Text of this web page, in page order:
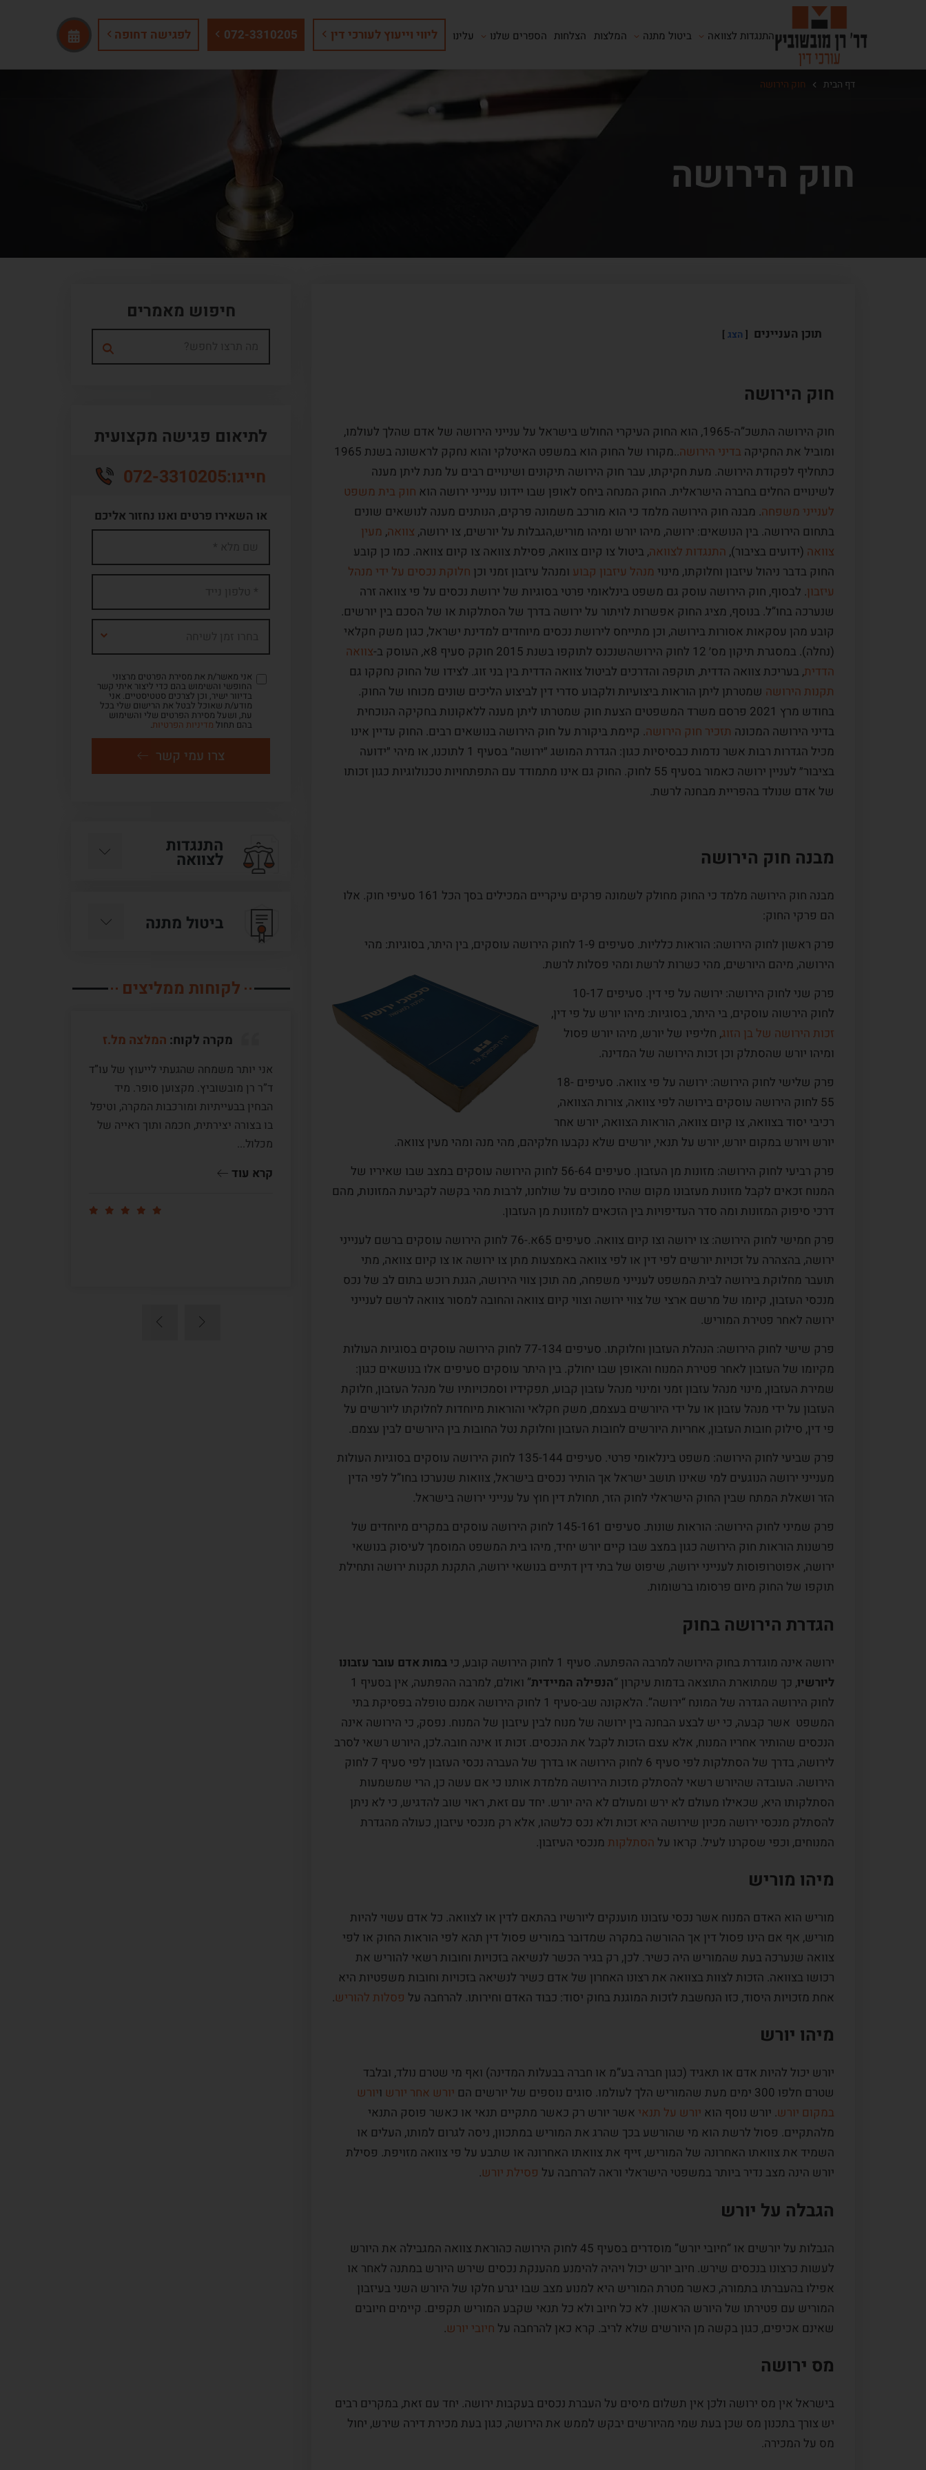
התנגדות לצוואה ביטול מתנה המלצות הצלחות הספרים שלנו עלינו ליווי וייעוץ לעורכי דין 072-3310205 לפגישה דחופה
דף הבית חוק הירושה
חוק הירושה
תוכן העניינים הצג
חוק הירושה
חוק הירושה התשכ”ה-1965, הוא החוק העיקרי החולש בישראל על ענייני הירושה של אדם שהלך לעולמו,
ומוביל את החקיקה בדיני הירושה
..מקורו של החוק הוא במשפט האיטלקי והוא נחקק לראשונה בשנת 1965
כתחליף לפקודת הירושה. מעת חקיקתו, עבר חוק הירושה תיקונים ושינויים רבים על מנת ליתן מענה
לשינויים החלים בחברה הישראלית. החוק המנחה ביחס לאופן שבו יידונו ענייני ירושה הוא חוק בית משפט
לענייני משפחה. מבנה חוק הירושה מלמד כי הוא מורכב משמונה פרקים, הנותנים מענה לנושאים שונים
בתחום הירושה. בין הנושאים: ירושה, מיהו יורש ומיהו מוריש,הגבלות על יורשים, צו ירושה, צוואה, מעין
צוואה (ידועים בציבור), התנגדות לצוואה, ביטול צו קיום צוואה, פסילת צוואה צו קיום צוואה. כמו כן קובע
החוק בדבר ניהול עיזבון וחלוקתו, מינוי מנהל עיזבון קבוע ומנהל עיזבון זמני וכן חלוקת נכסים על ידי מנהל
עיזבון. לבסוף, חוק הירושה עוסק גם משפט בינלאומי פרטי בסוגיות של ירושת נכסים על פי צוואה זרה
שנערכה בחו”ל. בנוסף, מציג החוק אפשרות לויתור על ירושה בדרך של הסתלקות או של הסכם בין יורשים.
קובע מהן עסקאות אסורות בירושה, וכן מתייחס לירושת נכסים מיוחדים למדינת ישראל, כגון משק חקלאי
(נחלה). במסגרת תיקון מס׳ 12 לחוק הירושהשנכנס לתוקפו בשנת 2015 חוקק סעיף 8א, העוסק ב-
צוואה
הדדית, בעריכת צוואה הדדית, תוקפה והדרכים לביטול צוואה הדדית בין בני זוג. לצידו של החוק נחקקו גם
תקנות הירושה שמטרתן ליתן הוראות ביצועיות ולקבוע סדרי דין לביצוע הליכים שונים מכוחו של החוק.
בחודש מרץ 2021 פרסם משרד המשפטים הצעת חוק שמטרתו ליתן מענה ללאקונות בחקיקה הנוכחית
בדיני הירושה המכונה תזכיר חוק הירושה. קיימת ביקורת על חוק הירושה בנושאים רבים. החוק עדיין אינו
מכיל הגדרות רבות אשר נדמות כבסיסיות כגון: הגדרת המושג ״ירושה״ בסעיף 1 לתוכנו, או מיהי ״ידועה
בציבור״ לעניין ירושה כאמור בסעיף 55 לחוק. החוק גם אינו מתמודד עם התפתחויות טכנולוגיות כגון זכותו
של אדם שנולד בהפריית מבחנה לרשת.
מבנה חוק הירושה
מבנה חוק הירושה מלמד כי החוק מחולק לשמונה פרקים עיקריים המכילים בסך הכל 161 סעיפי חוק. אלו
הם פרקי החוק:
פרק ראשון לחוק הירושה: הוראות כלליות. סעיפים 1-9 לחוק הירושה עוסקים, בין היתר, בסוגיות: מהי
הירושה, מיהם היורשים, מהי כשרות לרשת ומהי פסלות לרשת.
פרק שני לחוק הירושה: ירושה על פי דין. סעיפים 10-17
לחוק הירשוה עוסקים, בי היתר, בסוגיות: מיהו יורש על פי דין,
זכות הירושה של בן הזוג, חליפיו של יורש, מיהו יורש פסול
ומיהו יורש שהסתלק וכן זכות הירושה של המדינה.
פרק שלישי לחוק הירושה: ירושה על פי צוואה. סעיפים 18-
55 לחוק הירושה עוסקים בירושה לפי צוואה, צורות הצוואה,
רכיבי יסוד בצוואה, צו קיום צוואה, הוראות הצוואה, יורש אחר
יורש ויורש במקום יורש, יורש על תנאי, יורשים שלא נקבעו חלקיהם, מהי מנה ומהי מעין צוואה.
פרק רביעי לחוק הירושה: מזונות מן העזבון. סעיפים 56-64 לחוק הירושה עוסקים במצב שבו שאיריו של
המנוח זכאים לקבל מזונות מעזבונו מקום שהיו סמוכים על שולחנו, לרבות מהי בקשה לקביעת המזונות, מהם
דרכי סיפוק המזונות ומה סדר העדיפויות בין הזכאים למזונות מן העזבון.
פרק חמישי לחוק הירושה: צו ירושה וצו קיום צוואה. סעיפים 65א.-76 לחוק הירושה עוסקים ברשם לענייני
ירושה, בהצהרה על זכויות יורשים לפי דין או לפי צוואה באמצעות מתן צו ירושה או צו קיום צוואה, מתי
תועבר מחלוקת בירושה לבית המשפט לענייני משפחה, מה תוכן צווי הירושה, הגנת רוכש בתום לב של נכס
מנכסי העזבון, קיומו של מרשם ארצי של צווי ירושה וצווי קיום צוואה והחובה למסור צוואה לרשם לענייני
ירושה לאחר פטירת המוריש.
פרק שישי לחוק הירושה: הנהלת העזבון וחלוקתו. סעיפים 77-134 לחוק הירושה עוסקים בסוגיות העולות
מקיומו של העזבון לאחר פטירת המנוח והאופן שבו יחולק. בין היתר עוסקים סעיפים אלו בנושאים כגון:
שמירת העזבון, מינוי מנהל עזבון זמני ומינוי מנהל עזבון קבוע, תפקידיו וסמכויותיו של מנהל העזבון, חלוקת
העזבון על ידי מנהל עזבון או על ידי היורשים בעצמם, משק חקלאי והוראות מיוחדות לחלוקתו ליורשים על
פי דין, סילוק חובות העזבון, אחריות היורשים לחובות העזבון וחלוקת נטל החובות בין היורשים לבין עצמם.
פרק שביעי לחוק הירושה: משפט בינלאומי פרטי. סעיפים 135-144 לחוק הירושה עוסקים בסוגיות העולות
מענייני ירושה הנוגעים למי שאינו תושב ישראל אך הותיר נכסים בישראל, צוואות שנערכו בחו”ל לפי הדין
הזר ושאלת המתח שבין החוק הישראלי לחוק הזר, תחולת דין חוץ על ענייני ירושה בישראל.
פרק שמיני לחוק הירושה: הוראות שונות. סעיפים 145-161 לחוק הירושה עוסקים במקרים מיוחדים של
פרשנות הוראות חוק הירושה כגון במצב שבו קיים יורש יחיד, מיהו בית המשפט המוסמך לעיסוק בנושאי
ירושה, אפוטרופוסות לענייני ירושה, שיפוט של בתי דין דתיים בנושאי ירושה, התקנת תקנות ירושה ותחילת
תוקפו של החוק מיום פרסומו ברשומות.
הגדרת הירושה בחוק
ירושה אינה מוגדרת בחוק הירושה למרבה ההפתעה. סעיף 1 לחוק הירושה קובע, כי
במות אדם עובר עזבונו
ליורשיו, כך שמתוארת התוצאה בדמות עיקרון “הנפילה המיידית
” ואולם, למרבה ההפתעה, אין בסעיף 1
לחוק הירושה הגדרה של המונח “ירושה”. הלאקונה שב-סעיף 1 לחוק הירושה אמנם טופלה בפסיקת בתי
המשפט אשר קבעה, כי יש לבצע הבחנה בין ירושה של מנוח לבין עיזבון של המנוח. נפסק, כי הירושה אינה
הנכסים שהותיר אחריו המנוח, אלא עצם הזכות לקבל את הנכסים. זכות זו אינה חובה.לכן, היורש רשאי לסרב
לירושה, בדרך של הסתלקות לפי סעיף 6 לחוק הירושה או בדרך של העברה נכסי העזבון לפי סעיף 7 לחוק
הירושה. העובדה שהיורש רשאי להסתלק מזכות הירושה מלמדת אותנו כי אם עשה כן, הרי שמשמעות
הסתלקותו היא, שכאילו מעולם לא ירש ומעולם לא היה יורש. יחד עם זאת, ראוי שוב להדגיש, כי לא ניתן
להסתלק מנכסי ירושה מכיון שירושה היא זכות ולא נכס כלשהו, אלא רק מנכסי עיזבון, כעולה מהגדרת
המנוחים, וכפי שסקרנו לעיל. קראו על הסתלקות מנכסי העיזבון.
מיהו מוריש
מוריש הוא האדם המנוח אשר נכסי עזבונו מוענקים ליורשיו בהתאם לדין או לצוואה. כל אדם עשוי להיות
מוריש, אף אם הינו פסול דין אך ההורשה במקרה שמדובר במוריש פסול דין תהא לפי הוראות החוק או לפי
צוואה שנערכה בעת שהמוריש היה כשיר. לכן, רק בגיר הכשר לנשיאה בזכויות וחובות רשאי להוריש את
רכושו בצוואה. הזכות לצוות בצוואה את רצונו האחרון של אדם כשיר לנשיאה בזכויות וחובות משפטיות היא
אחת מזכויות היסוד, כזו הנחשבת לזכות המוגנת בחוק יסוד: כבוד האדם וחירותו. להרחבה על פסלות להוריש.
מיהו יורש
יורש יכול להיות אדם או תאגיד (כגון חברה בע”מ או חברה בבעלות המדינה) ואף מי שטרם נולד, ובלבד
שטרם חלפו 300 ימים מעת שהמוריש הלך לעולמו. סוגים נוספים של יורשים הם
יורש אחר יורש ויורש
במקום יורש. יורש נוסף הוא יורש על תנאי אשר יורש רק כאשר מתקיים תנאי או כאשר פוסק התנאי
מלהתקיים. פסול לרשת הוא מי שהורשע בכך שהרג את המוריש במתכוון, ניסה לגרום למותו, העלים או
השמיד את צוואתו האחרונה של המוריש, זייף את צוואתו האחרונה או שתבע על פי צוואה מזויפת. פסילת
יורש הינה מצב נדיר ביותר במשפטי הישראלי וראה להרחבה על פסילת יורש.
הגבלה על יורש
הגבלות על יורשים או “חיובי יורש” מוסדרים בסעיף 45 לחוק הירושה כהוראת צוואה המגבילה את היורש
לעשות כרצונו בנכסים שירש. חיוב יורש יכול ויהיה להימנע מהענקת נכסים שירש היורש במתנה לאחר או
אפילו בהעברתו בתמורה, כאשר מטרת המוריש היא למנוע מצב שבו יגרע חלקו של היורש השני בעיזבון
המוריש עם פטירתו של היורש הראשון. לא כל חיוב ולא כל תנאי שקבע המוריש תקפים. קיימים חיובים
שאינם אכיפים, כגון בקשה מן היורשים שלא לריב. קרא כאן להרחבה על חיובי יורש.
מס ירושה
בישראל אין מס ירושה ולכן אין תשלום מיסים על העברת נכסים בעקבות ירושה. יחד עם זאת, במקרים רבים
יש צורך בתכנון מס שכן בעת שמי מהיורשים יבקש לממש את הירושה, כגון בעת מכירת דירה שירש, יחול
מס על המכירה.
חיפוש מאמרים
לתיאום פגישה מקצועית
חייגו:072-3310205
או השאירו פרטים ואנו נחזור אליכם
אני מאשר/ת את מסירת הפרטים מרצוני
החופשי והשימוש בהם כדי ליצור איתי קשר
בדיוור ישיר, וכן לצרכים סטטיסטיים. אני
מודע/ת שאוכל לבטל את הרישום שלי בכל
עת, ושעל מסירת הפרטים שלי והשימוש
בהם תחול מדיניות הפרטיות.
צרו עמי קשר
התנגדות
לצוואה
ביטול מתנה
לקוחות ממליצים
המלצה מס.ו
מורכב זה כמובן
המשרד שהיה קשוב לכל
ראוי לציון. שוב תודה
מקרה לקוח:המלצה מא.
ביכולת הסתכלות על כל האופציות
הקיימות, אפילו ההזויות ביניהן, תוך אי
חשש מסיעור מוחות בשלבו ידע ויכולת
פתיחות ללמידה. השילוב בין תכונות אלו
קרא עוד
א., מרכז הארץ
המלצה מדוד
היתה לי הזכות להכיר אדם ואיש מקצוע
כמוך. מודה אני לבורא עולם על שזיכני
בזכות זאת. אני מודה לך על התחשבותך
רבים וטובים ממכריי, ידידיי וחבריי
קרא עוד
דוד ו., ירושלים
מקרה לקוח: המלצה מל.ז
אני יותר משמחה שהגעתי לייעוץ של עו”ד
ד”ר רן מובשוביץ. מקצוען סופר. מיד
הבחין בבעייתיות ומורכבות המקרה, וטיפל
בו בצורה יצירתית, חכמה ותוך ראייה של
מכלול...
קרא עוד